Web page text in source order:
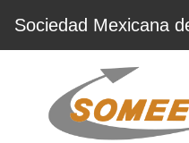
Sociedad Mexicana